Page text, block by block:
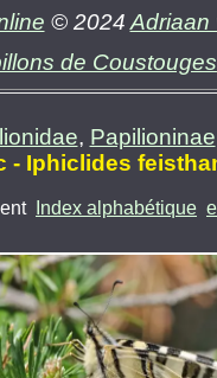
© 2024 Adriaan
de Coustouges
, Papilioninae
- Iphiclides
Index alphabétique